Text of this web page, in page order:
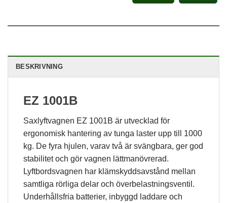
BESKRIVNING
EZ 1001B
Saxlyftvagnen EZ 1001B är utvecklad för
ergonomisk hantering av tunga laster upp till 1000
kg. De fyra hjulen, varav två är svängbara, ger god
stabilitet och gör vagnen lättmanövrerad.
Lyftbordsvagnen har klämskyddsavstånd mellan
samtliga rörliga delar och överbelastningsventil.
Underhållsfria batterier, inbyggd laddare och
kunna
funktionalitet
och
hemsidan
Upplevelse
För att vår
hemsida ska
prestera så
bra som
möjligt
under ditt